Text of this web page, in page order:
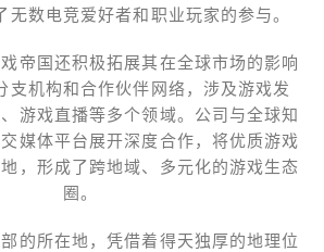
无数电竞爱好者和职业玩家的参与。
帝国还积极拓展其在全球市场的影响
支机构和合作伙伴网络，涉及游戏发
游戏直播等多个领域。公司与全球知
媒体平台展开深度合作，将优质游戏
，形成了跨地域、多元化的游戏生态
圈。
的所在地，凭借着得天独厚的地理位